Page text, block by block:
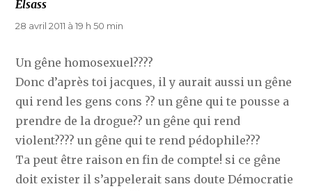
Elsass
28 avril 2011 à 19 h 50 min
Un gêne homosexuel????
Donc d’après toi jacques, il y aurait aussi un gêne
qui rend les gens cons ?? un gêne qui te pousse a
prendre de la drogue?? un gêne qui rend
violent???? un gêne qui te rend pédophile???
Ta peut être raison en fin de compte! si ce gêne
doit exister il s’appelerait sans doute Démocratie